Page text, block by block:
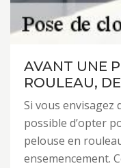
AVANT UNE
ROULEAU,
Si vous envisagez
possible d’opter
pelouse en
ensemencement.